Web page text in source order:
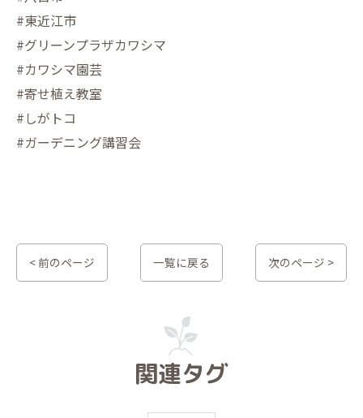
#東近江市
#グリーンプラザカワシマ
#カワシマ園芸
#寄せ植え教室
#しがトコ
#ガーデニング講習会
< 前のページ 一覧に戻る 次のページ >
関連タグ